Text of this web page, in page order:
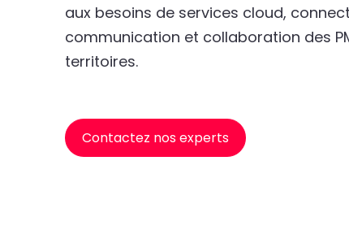
aux besoins de services cloud,
communication et collaboration des
territoires.
Contactez nos experts